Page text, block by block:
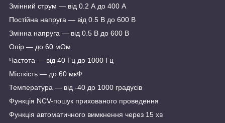
Змінний струм — від 0.2 А до 400 А
Постійна напруга — від 0.5 В до 600 В
Змінна напруга — від 0.5 В до 600 В
Опір — до 60 мОм
Частота — від 40 Гц до 1000 Гц
Місткість — до 60 мкФ
Температура — від -40 до 1000 градусів
Функція NCV-пошук прихованого проведення
Функція автоматичного вимкнення через 15 хв